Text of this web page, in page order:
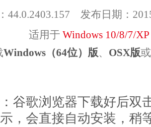
44.0.2403.157 发布日期：
适用于 Windows 10/8/7/
Windows（64位）版、 OSX版或
谷歌浏览器下载好后双
，会直接自动安装，稍